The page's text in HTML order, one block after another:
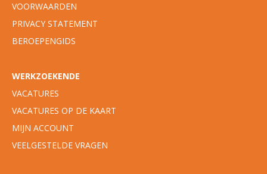
VOORWAARDEN
PRIVACY STATEMENT
BEROEPENGIDS
WERKZOEKENDE
VACATURES
VACATURES OP DE KAART
MIJN ACCOUNT
VEELGESTELDE VRAGEN